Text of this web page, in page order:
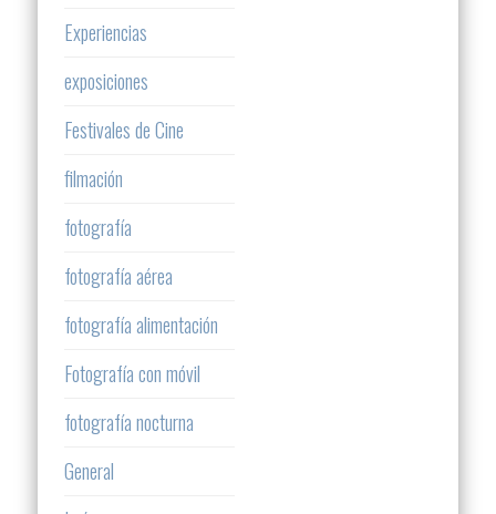
Experiencias
exposiciones
Festivales de Cine
filmación
fotografía
fotografía aérea
fotografía alimentación
Fotografía con móvil
fotografía nocturna
General